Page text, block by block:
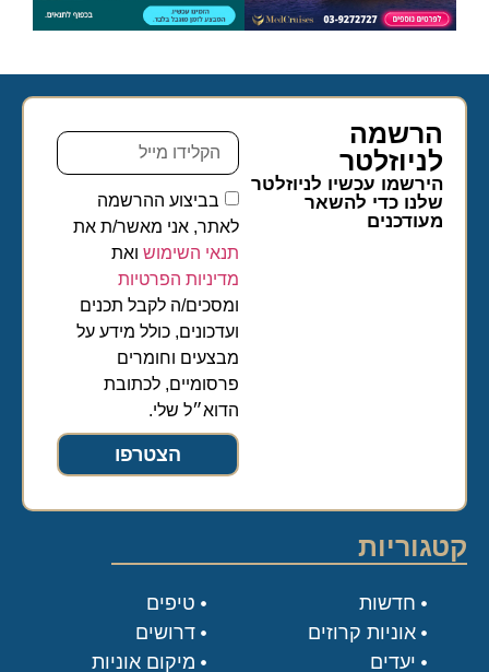
הרשמה
לניוזלטר​
הירשמו עכשיו לניוזלטר
שלנו כדי להשאר
מעודכנים
בביצוע ההרשמה
לאתר, אני מאשר/ת את
תנאי השימושואת
מדיניות הפרטיות
ומסכים/ה לקבל תכנים
ועדכונים, כולל מידע על
מבצעים וחומרים
פרסומיים, לכתובת
הדוא״ל שלי.
הצטרפו
קטגוריות
טיפים
דרושים
מיקום אוניות
חדשות
אוניות קרוזים
יעדים